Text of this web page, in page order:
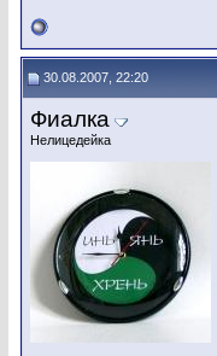
30.08.2007, 22:20
Фиалка
Нелицедейка